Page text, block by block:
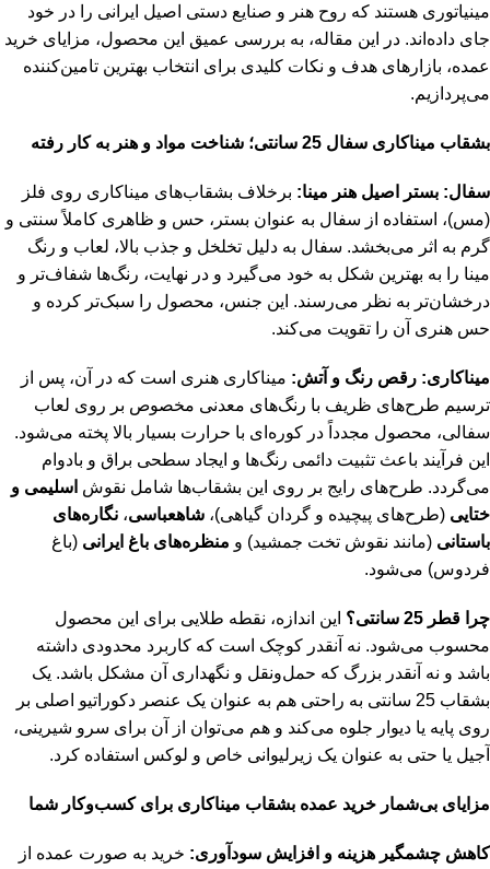
مینیاتوری هستند که روح هنر و صنایع دستی اصیل ایرانی را در خود
جای داده‌اند. در این مقاله، به بررسی عمیق این محصول، مزایای خرید
عمده، بازارهای هدف و نکات کلیدی برای انتخاب بهترین تامین‌کننده
می‌پردازیم.
بشقاب میناکاری سفال 25 سانتی؛ شناخت مواد و هنر به کار رفته
سفال: بستر اصیل هنر مینا: برخلاف بشقاب‌های میناکاری روی فلز
(مس)، استفاده از سفال به عنوان بستر، حس و ظاهری کاملاً سنتی و
گرم به اثر می‌بخشد. سفال به دلیل تخلخل و جذب بالا، لعاب و رنگ
مینا را به بهترین شکل به خود می‌گیرد و در نهایت، رنگ‌ها شفاف‌تر و
درخشان‌تر به نظر می‌رسند. این جنس، محصول را سبک‌تر کرده و
حس هنری آن را تقویت می‌کند.
میناکاری: رقص رنگ و آتش: میناکاری هنری است که در آن، پس از
ترسیم طرح‌های ظریف با رنگ‌های معدنی مخصوص بر روی لعاب
سفالی، محصول مجدداً در کوره‌ای با حرارت بسیار بالا پخته می‌شود.
این فرآیند باعث تثبیت دائمی رنگ‌ها و ایجاد سطحی براق و بادوام
می‌گردد. طرح‌های رایج بر روی این بشقاب‌ها شامل نقوش اسلیمی و
ختایی (طرح‌های پیچیده و گردان گیاهی)، شاهعباسی، نگاره‌های
باستانی (مانند نقوش تخت جمشید) و منظره‌های باغ ایرانی (باغ
فردوس) می‌شود.
چرا قطر 25 سانتی؟
این اندازه، نقطه طلایی برای این محصول
محسوب می‌شود. نه آنقدر کوچک است که کاربرد محدودی داشته
باشد و نه آنقدر بزرگ که حمل‌ونقل و نگهداری آن مشکل باشد. یک
بشقاب 25 سانتی به راحتی هم به عنوان یک عنصر دکوراتیو اصلی بر
روی پایه یا دیوار جلوه می‌کند و هم می‌توان از آن برای سرو شیرینی،
آجیل یا حتی به عنوان یک زیرلیوانی خاص و لوکس استفاده کرد.
مزایای بی‌شمار خرید عمده بشقاب میناکاری برای کسب‌وکار شما
کاهش چشمگیر هزینه و افزایش سودآوری: خرید به صورت عمده از